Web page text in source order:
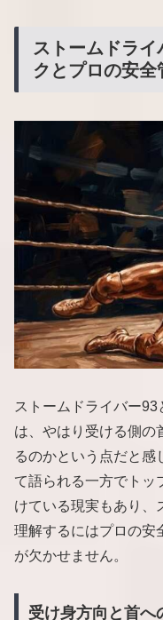
ストームドラ
クとプロの安全
ストームドライバー
は、やはり受ける側の
るのかという点だと感
て語られる一方でトッ
けている現実もあり、
理解するにはプロの安
が欠かせません。
受け身方向と首へ